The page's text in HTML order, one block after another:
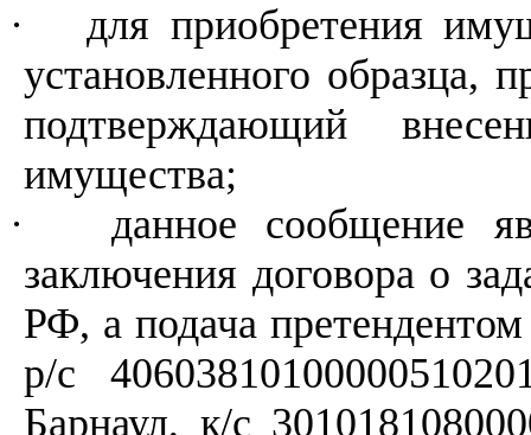
·
для приобретения
установленного образца,
подтверждающий
имущества;
·
данное сообщение
заключения договора о
РФ, а подача претендентом
р/с
Барнаул, к/с